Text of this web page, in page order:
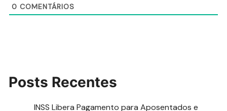
0 COMENTÁRIOS
Posts Recentes
INSS Libera Pagamento para Aposentados e